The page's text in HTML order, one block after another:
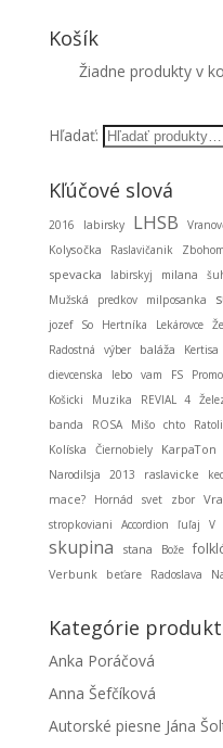
Košík
Žiadne produkty v
Hľadať:
Kľúčové slová
2016 labirsky LHSB
Kolysočka Raslavičanik Zbohom
spevacka labirskyj milana
Mužská
predkov milposanka
jozef
So Hertníka Lekárovce
Radostná výber baláža Kertisa
dievcenska
lebo vam FS Promo
Košicki Muzika REVIAL 4
banda
ROSA Mišo chto
Kolíska
Čiernobiely KarpaTon
Narodilsja
2013 raslavicke
mace?
Hornád svet zbor
stropkoviani
Accordion ľuľaj V
skupina stana Bože
Verbunk
beťare Radoslava
Kategórie
Anka Poráčová
Anna Šefčíková
Autorské piesne Jána